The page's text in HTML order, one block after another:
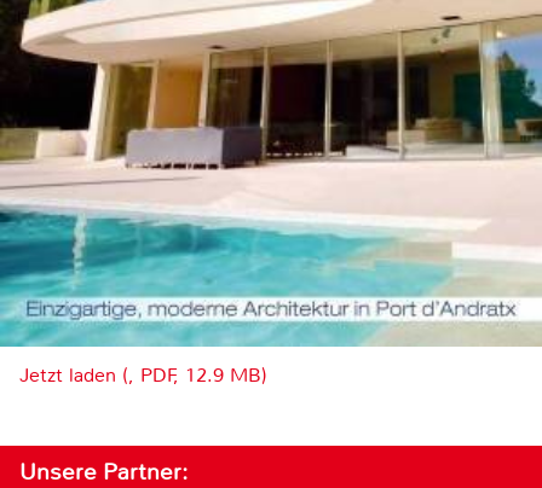
Jetzt laden (, PDF, 12.9 MB)
Unsere Partner: